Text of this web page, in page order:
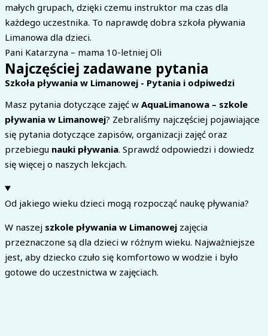
małych grupach, dzięki czemu instruktor ma czas dla
każdego uczestnika. To naprawdę dobra szkoła pływania
Limanowa dla dzieci.
Pani Katarzyna – mama 10-letniej Oli
Najczęściej zadawane pytania
Szkoła pływania w Limanowej - Pytania i odpiwedzi
Masz pytania dotyczące zajęć w AquaLimanowa – szkole
pływania w Limanowej? Zebraliśmy najczęściej pojawiające
się pytania dotyczące zapisów, organizacji zajęć oraz
przebiegu nauki pływania. Sprawdź odpowiedzi i dowiedz
się więcej o naszych lekcjach.
Od jakiego wieku dzieci mogą rozpocząć naukę pływania?
W naszej szkole pływania w Limanowej zajęcia
przeznaczone są dla dzieci w różnym wieku. Najważniejsze
jest, aby dziecko czuło się komfortowo w wodzie i było
gotowe do uczestnictwa w zajęciach.